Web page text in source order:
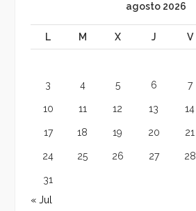
agosto 2026
L M X J V
3 4 5 6 7
10 11 12 13 14
17 18 19 20 21
24 25 26 27 28
31
« Jul